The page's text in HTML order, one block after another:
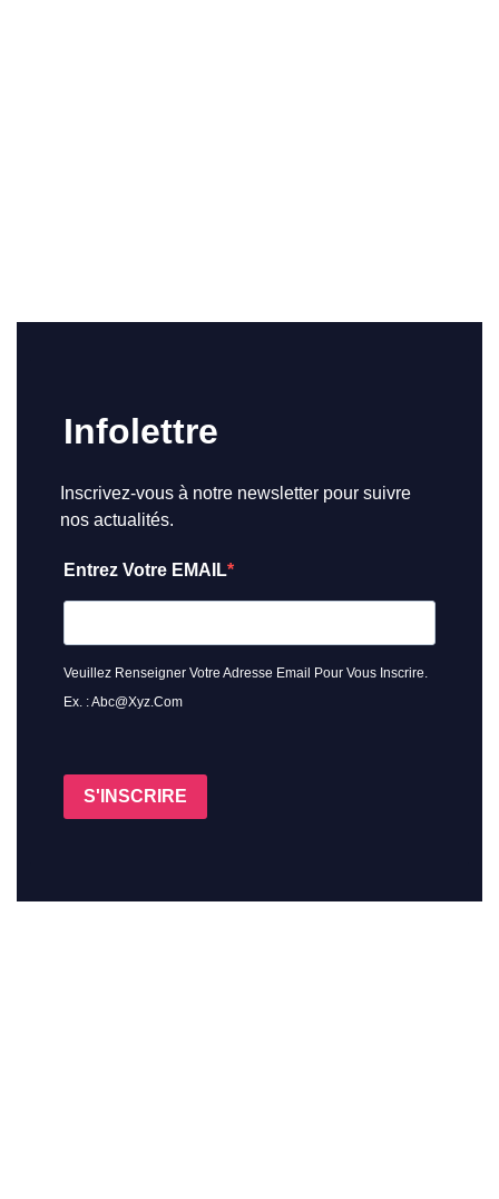
Infolettre
Inscrivez-vous à notre newsletter pour suivre
nos actualités.
Entrez Votre EMAIL
Veuillez Renseigner Votre Adresse Email Pour Vous Inscrire.
Ex. : Abc@xyz.com
S'INSCRIRE